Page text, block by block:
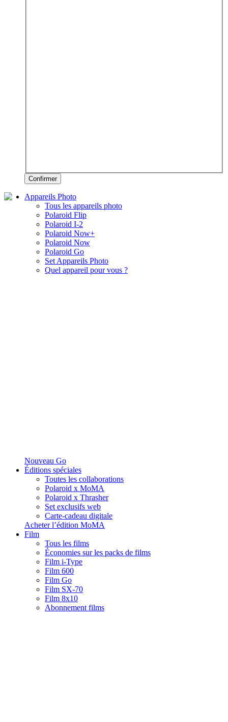
Confirmer
Appareils Photo
Tous les appareils photo
Polaroid Flip
Polaroid I-2
Polaroid Now+
Polaroid Now
Polaroid Go
Set Appareils Photo
Quel appareil pour vous ?
Nouveau Go
Éditions spéciales
Toutes les collaborations
Polaroid x MoMA
Polaroid x Thrasher
Set exclusifs web
Carte-cadeau digitale
Acheter l’édition MoMA
Film
Tous les films
Économies sur les packs de films
Film i-Type
Film 600
Film Go
Film SX-70
Film 8x10
Abonnement films